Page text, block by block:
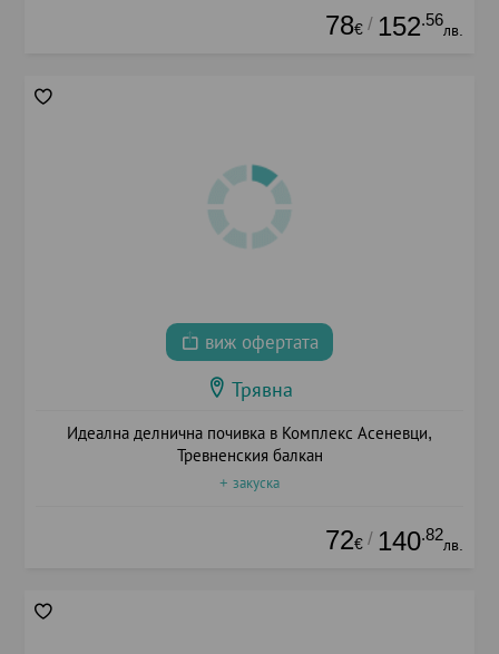
78€ / 152.56
лв.
виж офертата
Трявна
Идеална делнична почивка в Комплекс Асеневци,
Тревненския балкан
+ закуска
72€ / 140.82
лв.